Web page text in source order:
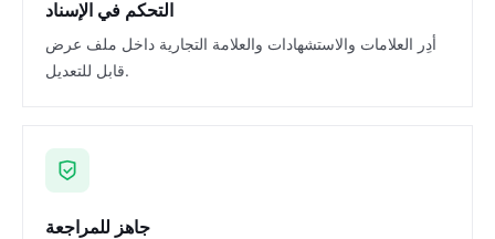
التحكم في الإسناد
أدِر العلامات والاستشهادات والعلامة التجارية داخل ملف عرض
قابل للتعديل.
جاهز للمراجعة